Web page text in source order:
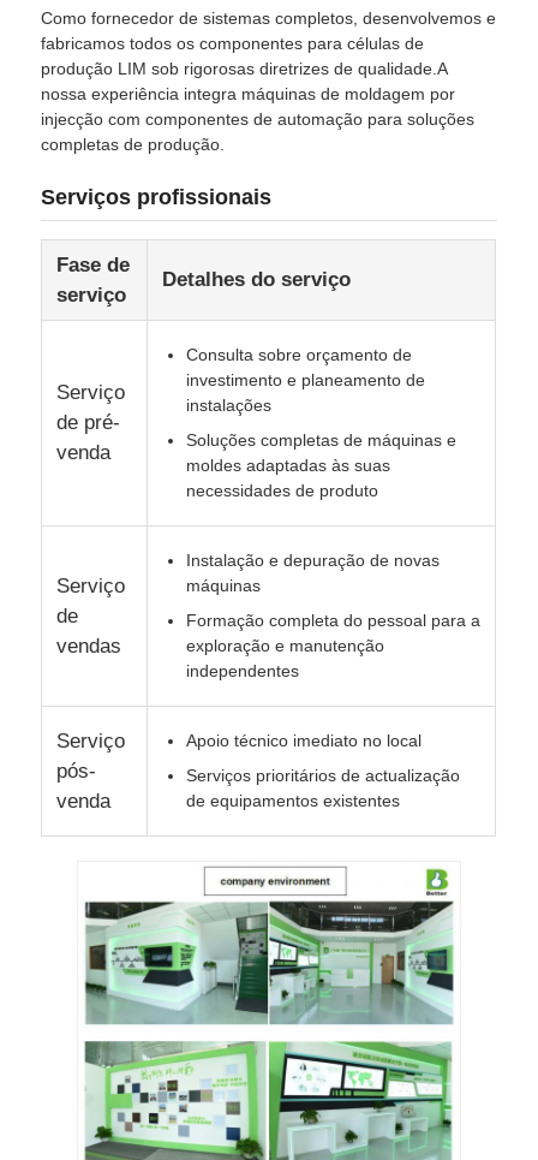
Máquina de moldagem por injecção de silicone
Sistema de dosagem LSR
Máquina de sobreformação
Acessórios para Máquinas de Moldagem por Injeção
Moldagem por injecção de borracha de silicone líquido
molde líquido do silicone
Moagem por injecção de borracha de silicone
Como fornecedor de sistemas completos, desenvolvemos e
fabricamos todos os componentes para células de
produção LIM sob rigorosas diretrizes de qualidade.A
nossa experiência integra máquinas de moldagem por
injecção com componentes de automação para soluções
completas de produção.
Serviços profissionais
Fase de
serviço
Detalhes do serviço
Serviço
de pré-
venda
Consulta sobre orçamento de
investimento e planeamento de
instalações
Soluções completas de máquinas e
moldes adaptadas às suas
necessidades de produto
Serviço
de
vendas
Instalação e depuração de novas
máquinas
Formação completa do pessoal para a
exploração e manutenção
independentes
Serviço
pós-
venda
Apoio técnico imediato no local
Serviços prioritários de actualização
de equipamentos existentes